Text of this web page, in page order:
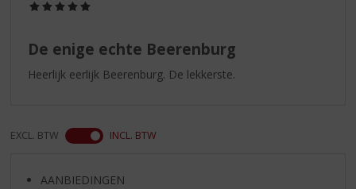
De enige echte Beerenburg
Heerlijk eerlijk Beerenburg. De lekkerste.
EXCL. BTW INCL. BTW
AANBIEDINGEN